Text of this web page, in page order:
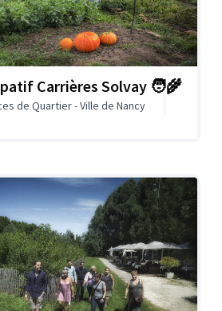
Carrières Solvay 🧑‍🌾
de Quartier - Ville de Nancy